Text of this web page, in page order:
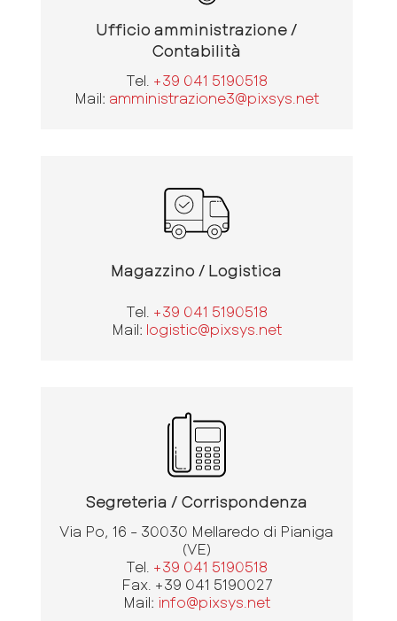
Ufficio amministrazione /
Contabilità
Tel. +39 041 5190518
Mail: amministrazione3@pixsys.net
Magazzino / Logistica
Tel. +39 041 5190518
Mail: logistic@pixsys.net
Segreteria / Corrispondenza
Via Po, 16 - 30030 Mellaredo di Pianiga
(VE)
Tel. +39 041 5190518
Fax. +39 041 5190027
Mail: info@pixsys.net